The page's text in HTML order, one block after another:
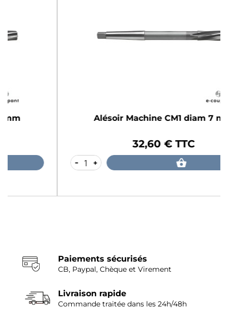
Alésoir Machine CM1 diam 7 mm
32,60 € TTC
+
Paiements sécurisés
CB, Paypal, Chèque et Virement
Livraison rapide
Commande traitée dans les 24h/48h